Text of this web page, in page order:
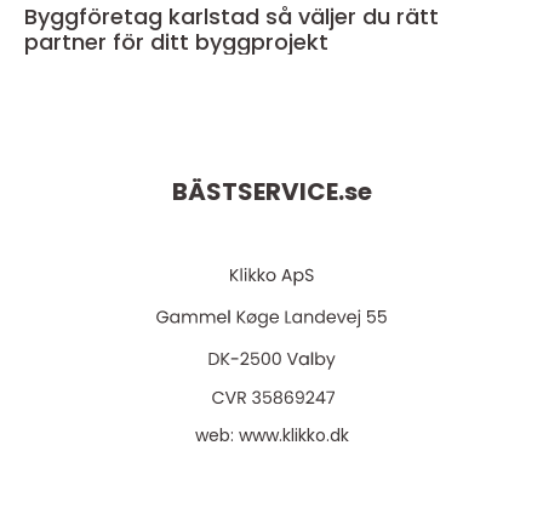
Byggföretag karlstad så väljer du rätt
partner för ditt byggprojekt
BÄSTSERVICE.se
web: www.klikko.dk